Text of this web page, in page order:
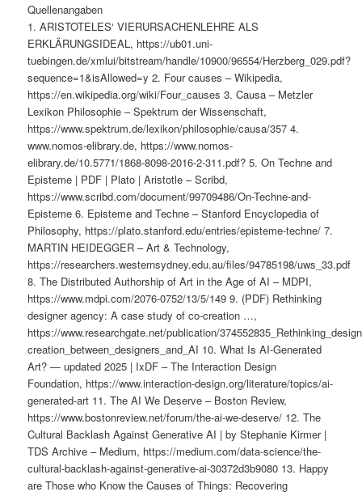
Quellenangaben
1. ARISTOTELES‘ VIERURSACHENLEHRE ALS
ERKLÄRUNGSIDEAL, https://ub01.uni-
tuebingen.de/xmlui/bitstream/handle/10900/96554/Herzberg_029.pdf?
sequence=1&isAllowed=y 2. Four causes – Wikipedia,
https://en.wikipedia.org/wiki/Four_causes 3. Causa – Metzler
Lexikon Philosophie – Spektrum der Wissenschaft,
https://www.spektrum.de/lexikon/philosophie/causa/357 4.
www.nomos-elibrary.de, https://www.nomos-
elibrary.de/10.5771/1868-8098-2016-2-311.pdf? 5. On Techne and
Episteme | PDF | Plato | Aristotle – Scribd,
https://www.scribd.com/document/99709486/On-Techne-and-
Episteme 6. Episteme and Techne – Stanford Encyclopedia of
Philosophy, https://plato.stanford.edu/entries/episteme-techne/ 7.
MARTIN HEIDEGGER – Art & Technology,
https://researchers.westernsydney.edu.au/files/94785198/uws_33.pdf
8. The Distributed Authorship of Art in the Age of AI – MDPI,
https://www.mdpi.com/2076-0752/13/5/149 9. (PDF) Rethinking
designer agency: A case study of co-creation …,
https://www.researchgate.net/publication/
creation_between_designers_and_AI 10. What Is AI-Generated
Art? — updated 2025 | IxDF – The Interaction Design
Foundation, https://www.interaction-design.org/literature/topics/ai-
generated-art 11. The AI We Deserve – Boston Review,
https://www.bostonreview.net/forum/the-ai-we-deserve/ 12. The
Cultural Backlash Against Generative AI | by Stephanie Kirmer |
TDS Archive – Medium, https://medium.com/data-science/the-
cultural-backlash-against-generative-ai-30372d3b9080 13. Happy
are Those who Know the Causes of Things: Recovering